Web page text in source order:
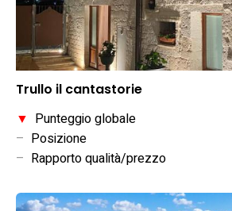
Trullo il cantastorie
▼ Punteggio globale
– Posizione
– Rapporto qualità/prezzo